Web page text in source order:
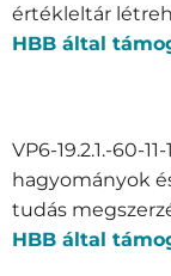
értékleltár
HBB által
VP6-19.2.1.-60-
hagyományok
tudás
HBB által